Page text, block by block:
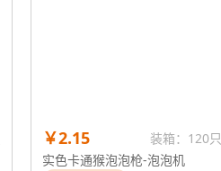
￥2.15
装箱：120只
实色卡通猴泡泡枪-泡泡机